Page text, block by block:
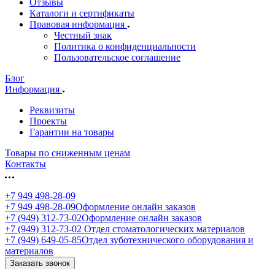
Отзывы
Каталоги и сертификаты
Правовая информация
Честный знак
Политика о конфиденциальности
Пользовательское соглашение
Блог
Информация
Реквизиты
Проекты
Гарантии на товары
Товары по сниженным ценам
Контакты
+7 949 498-28-09
+7 949 498-28-09Оформление онлайн заказов
+7 (949) 312-73-02Оформление онлайн заказов
+7 (949) 312-73-02 Отдел стоматологических материалов
+7 (949) 649-05-85Отдел зуботехнического оборудования и
материалов
Заказать звонок